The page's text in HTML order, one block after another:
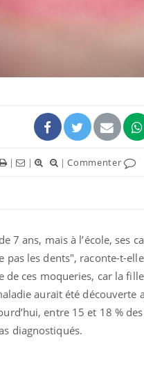
| | |Commenter
7 ans, mais à l’école, ses
pas les dents", raconte-t-
de ces moqueries, car la
aurait été découverte
entre 15 et 18 %
diagnostiqués.
Grossesse et